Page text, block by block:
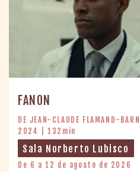
FANON
DE JEAN-CLAUDE FLAMAND-
2024 | 132min
Sala Norberto Lubisco
De 6 a 12 de agosto de 2026